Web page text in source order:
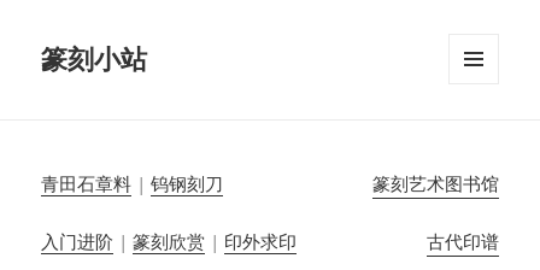
篆刻小站
青田石章料 |钨钢刻刀 篆刻艺术图书馆
入门进阶 |篆刻欣赏 | 印外求印 古代印谱